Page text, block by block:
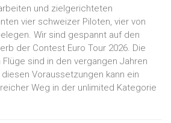
und zielgerichteten
vier schweizer Piloten, vier von
Wir sind gespannt auf den
der Contest Euro Tour 2026. Die
sind in den vergangen Jahren
Voraussetzungen kann ein
Weg in der unlimited Kategorie